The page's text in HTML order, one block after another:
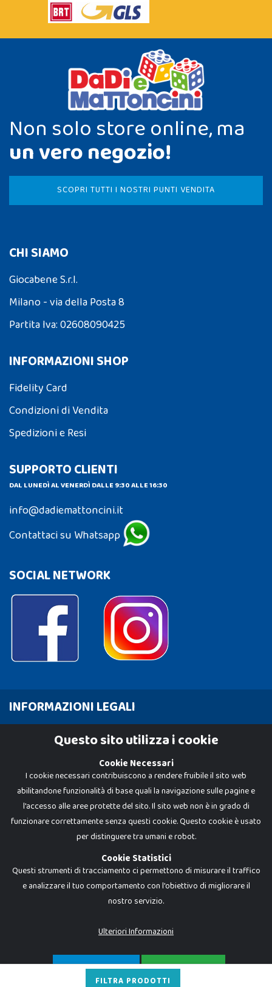
FILTRA PRODOTTI
Non solo store online, ma
un vero negozio!
SCOPRI TUTTI I NOSTRI PUNTI VENDITA
CHI SIAMO
Giocabene S.r.l.
Milano - via della Posta 8
Partita Iva: 02608090425
INFORMAZIONI SHOP
Fidelity Card
Condizioni di Vendita
Spedizioni e Resi
SUPPORTO CLIENTI
DAL LUNEDÌ AL VENERDÌ DALLE 9:30 ALLE 16:30
info@dadiemattoncini.it
Contattaci su Whatsapp
SOCIAL NETWORK
INFORMAZIONI LEGALI
Cookie Policy
Dadi e Mattoncini è un brand di Giocabene Srl. Ogni riproduzione o utilizzo non
I prezzi e le promozioni pubblicate potrebbero differire da quanto esposto in
P.IVA 02608090425 - REA AN201199 - C.S. 10.000 i.v.
Questo sito utilizza i cookie
Cookie Necessari
I cookie necessari contribuiscono a rendere fruibile il sito web
abilitandone funzionalità di base quali la navigazione sulle pagine e
l'accesso alle aree protette del sito. Il sito web non è in grado di
funzionare correttamente senza questi cookie. Questo cookie è usato
per distinguere tra umani e robot.
Cookie Statistici
Questi strumenti di tracciamento ci permettono di misurare il traffico
e analizzare il tuo comportamento con l'obiettivo di migliorare il
nostro servizio.
Ulteriori Informazioni
SOLO NECESSARI ACCETTA TUTTO